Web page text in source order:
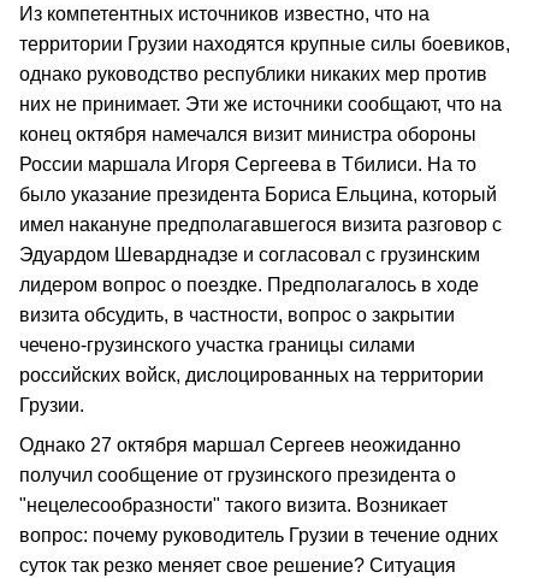
Из компетентных источников известно, что на
территории Грузии находятся крупные силы боевиков,
однако руководство республики никаких мер против
них не принимает. Эти же источники сообщают, что на
конец октября намечался визит министра обороны
России маршала Игоря Сергеева в Тбилиси. На то
было указание президента Бориса Ельцина, который
имел накануне предполагавшегося визита разговор с
Эдуардом Шеварднадзе и согласовал с грузинским
лидером вопрос о поездке. Предполагалось в ходе
визита обсудить, в частности, вопрос о закрытии
чечено-грузинского участка границы силами
российских войск, дислоцированных на территории
Грузии.
Однако 27 октября маршал Сергеев неожиданно
получил сообщение от грузинского президента о
"нецелесообразности" такого визита. Возникает
вопрос: почему руководитель Грузии в течение одних
суток так резко меняет свое решение? Ситуация